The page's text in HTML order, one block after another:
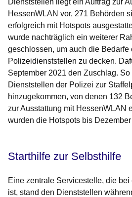
Dienststellen liegt ein Auftrag zur
HessenWLAN vor, 271 Behörden
erfolgreich mit Hotspots
wurde nachträglich ein weiterer
geschlossen, um auch die Bedarfe
Polizeidienststellen zu decken.
September 2021 den Zuschlag.
Dienststellen der Polizei zur
hinzugekommen, von denen 132
zur Ausstattung mit HessenWLAN
wurden die Hotspots bis
Starthilfe zur Selbsthilfe
Eine zentrale Servicestelle, die
ist, stand den Dienststellen